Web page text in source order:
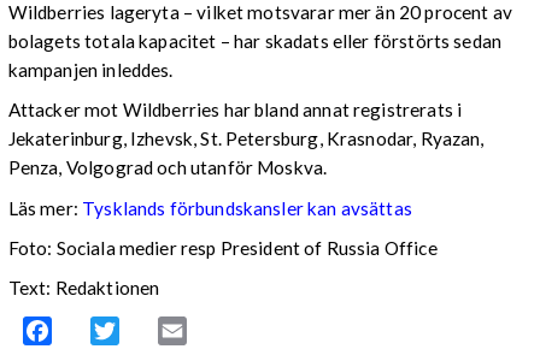
Wildberries lageryta – vilket motsvarar mer än 20 procent av
bolagets totala kapacitet – har skadats eller förstörts sedan
kampanjen inleddes.
Attacker mot Wildberries har bland annat registrerats i
Jekaterinburg, Izhevsk, St. Petersburg, Krasnodar, Ryazan,
Penza, Volgograd och utanför Moskva.
Läs mer: Tysklands förbundskansler kan avsättas
Foto: Sociala medier resp President of Russia Office
Text: Redaktionen
Facebook Twitter